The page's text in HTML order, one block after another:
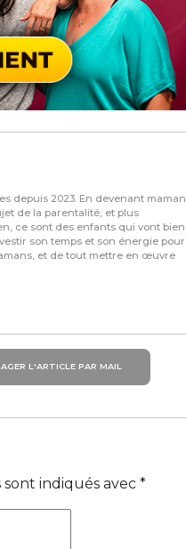
depuis 2023. En devenant maman
de la parentalité, et plus
ce sont des enfants qui vont bien
son temps et son énergie pour
et de tout mettre en œuvre
L'ARTICLE PAR MAIL
sont indiqués avec *